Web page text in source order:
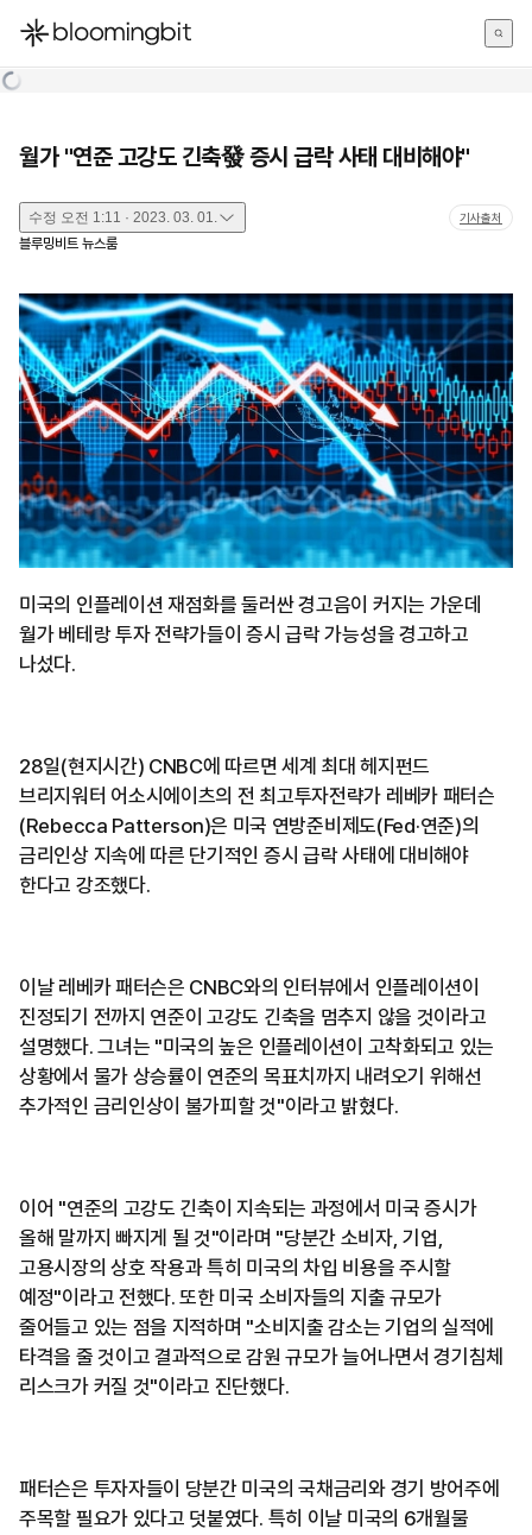
한국어
월가 "연준 고강도 긴축發 증시 급락 사태 대비해야"
수정 오전 1:11 · 2023. 03. 01. 기사출처
블루밍비트 뉴스룸
미국의 인플레이션 재점화를 둘러싼 경고음이 커지는 가운데
월가 베테랑 투자 전략가들이 증시 급락 가능성을 경고하고
나섰다.
28일(현지시간) CNBC에 따르면 세계 최대 헤지펀드
브리지워터 어소시에이츠의 전 최고투자전략가 레베카 패터슨
(Rebecca Patterson)은 미국 연방준비제도(Fed·연준)의
금리인상 지속에 따른 단기적인 증시 급락 사태에 대비해야
한다고 강조했다.
이날 레베카 패터슨은 CNBC와의 인터뷰에서 인플레이션이
진정되기 전까지 연준이 고강도 긴축을 멈추지 않을 것이라고
설명했다. 그녀는 "미국의 높은 인플레이션이 고착화되고 있는
상황에서 물가 상승률이 연준의 목표치까지 내려오기 위해선
추가적인 금리인상이 불가피할 것"이라고 밝혔다.
이어 "연준의 고강도 긴축이 지속되는 과정에서 미국 증시가
올해 말까지 빠지게 될 것"이라며 "당분간 소비자, 기업,
고용시장의 상호 작용과 특히 미국의 차입 비용을 주시할
예정"이라고 전했다. 또한 미국 소비자들의 지출 규모가
줄어들고 있는 점을 지적하며 "소비지출 감소는 기업의 실적에
타격을 줄 것이고 결과적으로 감원 규모가 늘어나면서 경기침체
리스크가 커질 것"이라고 진단했다.
패터슨은 투자자들이 당분간 미국의 국채금리와 경기 방어주에
주목할 필요가 있다고 덧붙였다. 특히 이날 미국의 6개월물